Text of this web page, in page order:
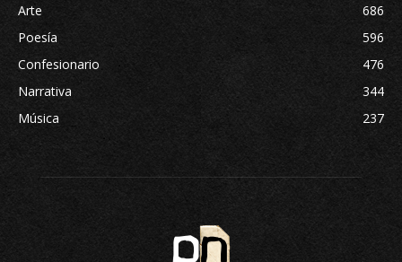
Arte
686
Poesía
596
Confesionario
476
Narrativa
344
Música
237